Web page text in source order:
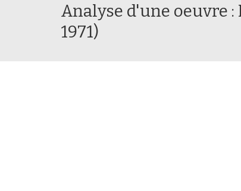
Analyse d'une oeuvre
1971)